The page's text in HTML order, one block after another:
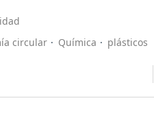
circular Química plásticos